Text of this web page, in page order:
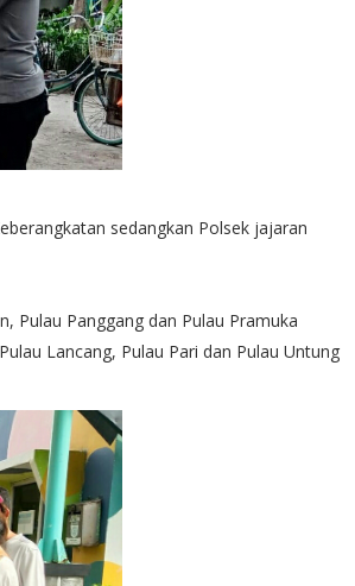
sedangkan Polsek jajaran
Pulau Panggang dan Pulau Pramuka
Lancang, Pulau Pari dan Pulau Untung